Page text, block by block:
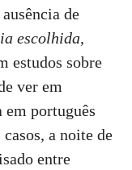
de
escolhida,
estudos sobre
ver em
português
a noite de
entre